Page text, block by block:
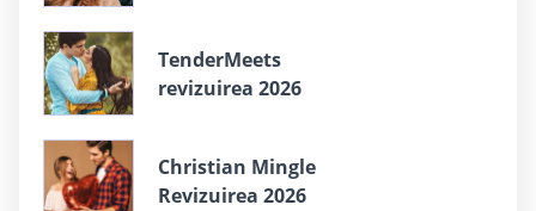
TenderMeets
revizuirea 2026
Christian Mingle
Revizuirea 2026